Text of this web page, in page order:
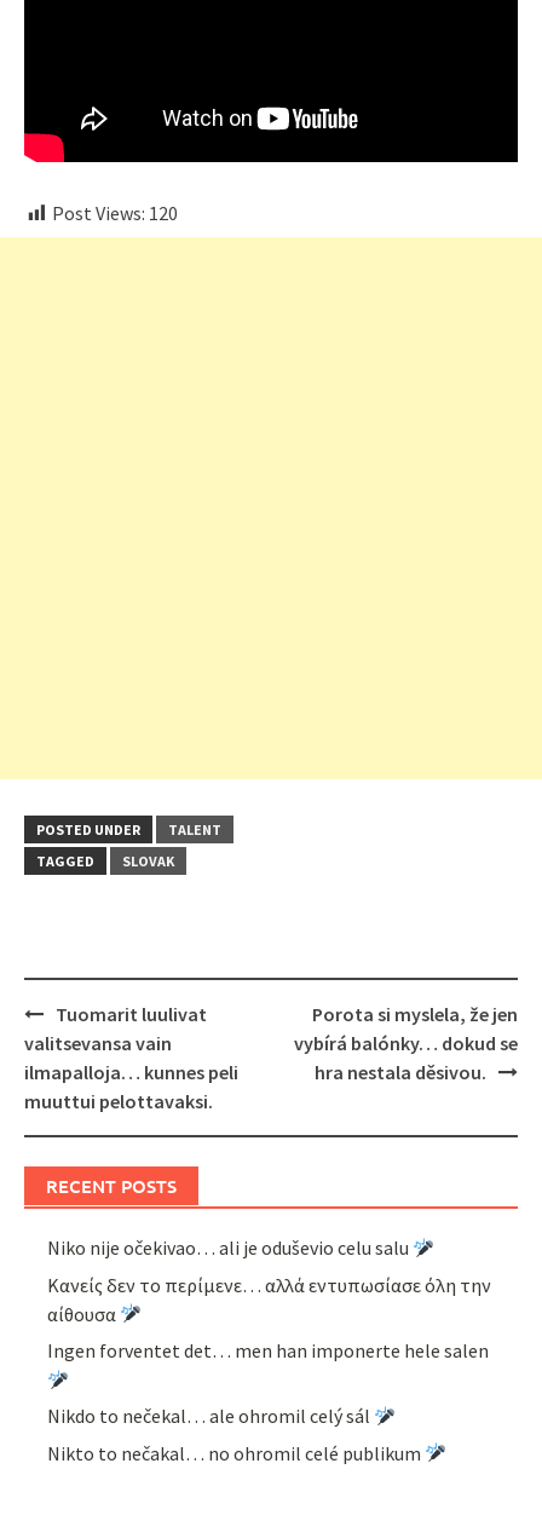
Post Views: 120
POSTED UNDER
TALENT
TAGGED
SLOVAK
Post
navigation
Tuomarit luulivat
valitsevansa vain
ilmapalloja… kunnes peli
muuttui pelottavaksi.
Porota si myslela, že jen
vybírá balónky… dokud se
hra nestala děsivou.
RECENT POSTS
Niko nije očekivao… ali je oduševio celu salu
Κανείς δεν το περίμενε… αλλά εντυπωσίασε όλη την
αίθουσα
Ingen forventet det… men han imponerte hele salen
Nikdo to nečekal… ale ohromil celý sál
Nikto to nečakal… no ohromil celé publikum